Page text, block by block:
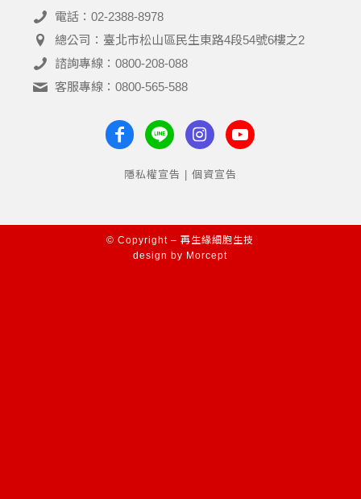
電話：02-2388-8978
總公司：臺北市松山區民生東路4段54號6樓之2
諮詢專線：0800-208-088
客服專線：0800-565-588
隱私權宣告 | 個資宣告
© Copyright – 再生緣細胞生技
design by Morcept